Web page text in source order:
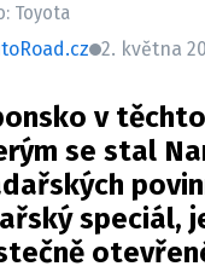
Toyota
2. května
v
se stal
speciál,